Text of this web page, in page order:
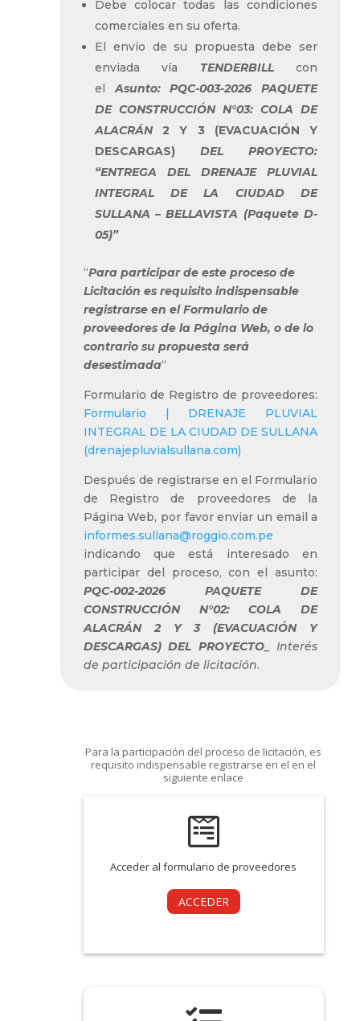
Debe colocar todas las condiciones
comerciales en su oferta.
El envío de su propuesta debe ser
enviada vía
TENDERBILL
con
elAsunto: PQC-003-2026 PAQUETE
DE CONSTRUCCIÓN N°03: COLA DE
ALACRÁN2 Y 3 (EVACUACIÓN Y
DESCARGAS) DEL PROYECTO:
“ENTREGA DEL DRENAJE PLUVIAL
INTEGRAL DE LA CIUDAD DE
SULLANA – BELLAVISTA (Paquete D-
05)”
“Para participar de este proceso de
Licitación es requisito indispensable
registrarse en el Formulario de
proveedores de la Página Web, o de lo
contrario su propuesta será
desestimada“
Formulario de Registro de proveedores:
Formulario | DRENAJE PLUVIAL
INTEGRAL DE LA CIUDAD DE SULLANA
(drenajepluvialsullana.com)
Después de registrarse en el Formulario
de Registro de proveedores de la
Página Web, por favor enviar un email a
informes.sullana@roggio.com.pe
indicando que está interesado en
participar del proceso, con el asunto:
PQC-002-2026 PAQUETE DE
CONSTRUCCIÓN N°02: COLA DE
ALACRÁN 2 Y 3 (EVACUACIÓN Y
DESCARGAS) DEL PROYECTO_ Interés
de participación de licitación.
Para la participación del proceso de licitación, es
requisito indispensable registrarse en el en el
siguiente enlace

Acceder al formulario de proveedores
ACCEDER